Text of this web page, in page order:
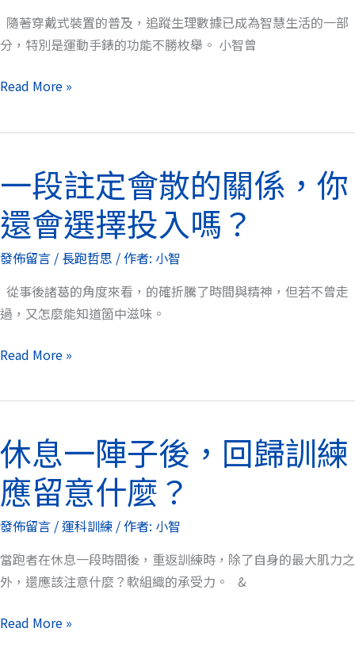
開
箱
隨著穿戴式裝置的普及，追蹤生理數據已成為智慧生活的一部
分，特別是運動手錶的功能不勝枚舉。 小智曾
開
箱
Read More »
一段註定會散的關係，你
還會選擇投入嗎？
發佈留言 / 長跑哲思 / 作者: 小智
從事後諸葛的角度來看，的確折騰了時間與精神，但若不曾走
過，又怎麼能知道箇中滋味。
註
定
會
散
的
係，
還
選
擇
投
入
嗎？
Read More »
休息一陣子後，回歸訓練
應留意什麼？
發佈留言 /運科訓練 / 作者: 小智
當跑者在休息一段時間後，重返訓練時，除了自身的最大肌力之
外，還應該注意什麼？軟組織的承受力。 &
休
息
一
陣
子
後，
回
訓
Read More »